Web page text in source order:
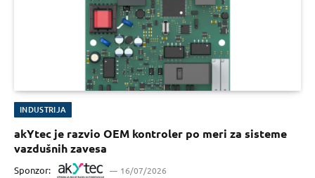
INDUSTRIJA
akYtec je razvio OEM kontroler po meri za sisteme
vazdušnih zavesa
Sponzor: 16/07/2026